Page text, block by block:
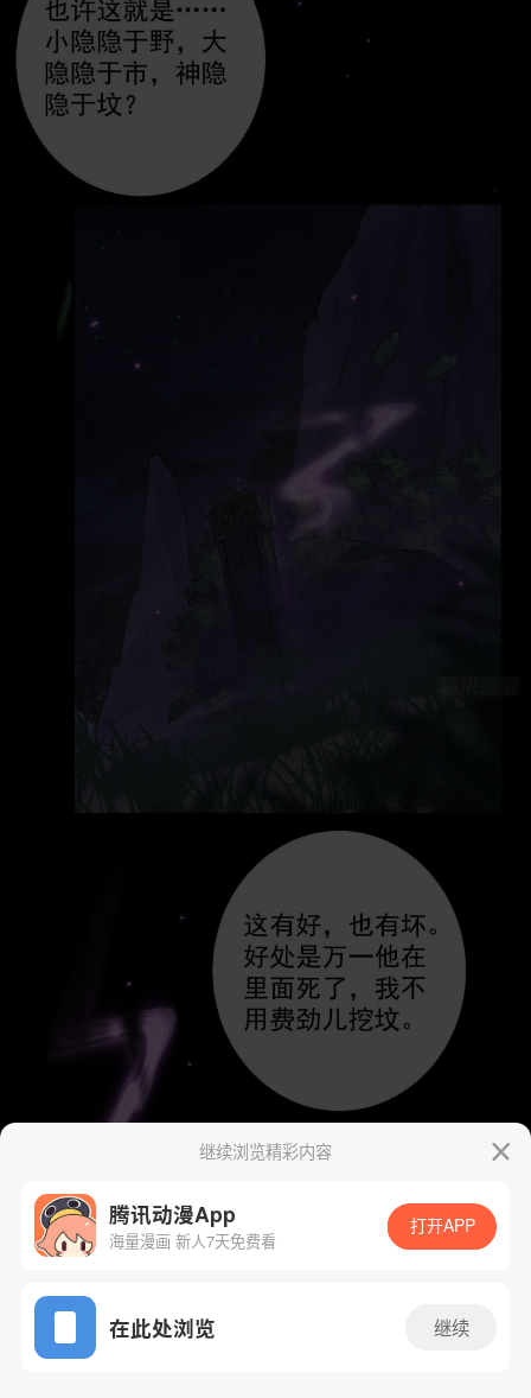
App免费看
继续浏览精彩内容
腾讯动漫App
海量漫画 新人7天免费看
打开APP
在此处浏览 继续